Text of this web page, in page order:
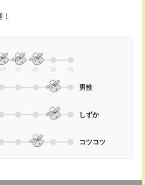
代 30 40 50 60
男性
しずか
コツコツ